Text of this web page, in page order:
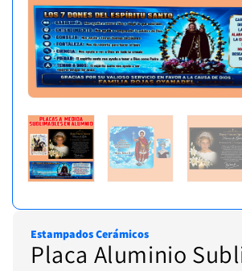
Estampados Cerámicos
Placa Aluminio